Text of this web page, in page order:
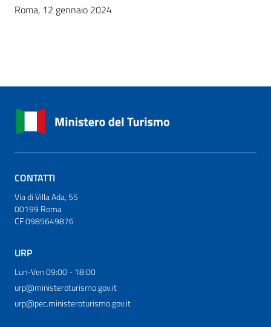
Roma, 12 gennaio 2024
CONTATTI
Via di Villa Ada, 55
00199 Roma
CF 0985649876
URP
Lun-Ven 09:00 - 18:00
urp@ministeroturismo.gov.it
urp@pec.ministeroturismo.gov.it